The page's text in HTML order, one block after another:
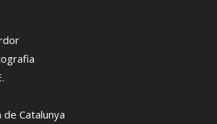
Catalunya